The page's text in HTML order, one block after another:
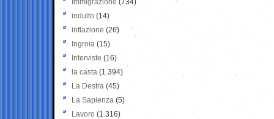
Immigrazione (734)
indulto (14)
inflazione (26)
Ingroia (15)
Interviste (16)
la casta (1.394)
La Destra (45)
La Sapienza (5)
Lavoro (1.316)